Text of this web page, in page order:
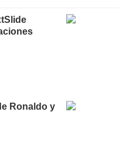
Ronaldo y